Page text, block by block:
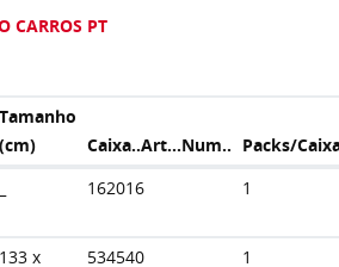
CARROS PT
Tamanho
(cm)
Caixa..Art...Num.. Packs/
162016 1
133 x
534540 1